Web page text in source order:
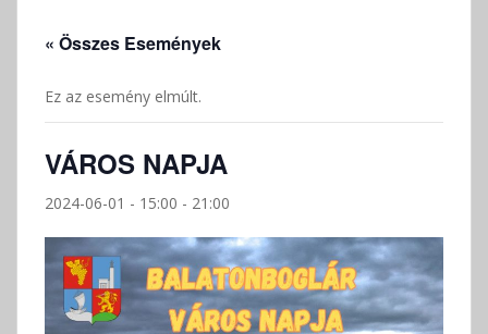
« Összes Események
Ez az esemény elmúlt.
VÁROS NAPJA
2024-06-01 - 15:00 - 21:00